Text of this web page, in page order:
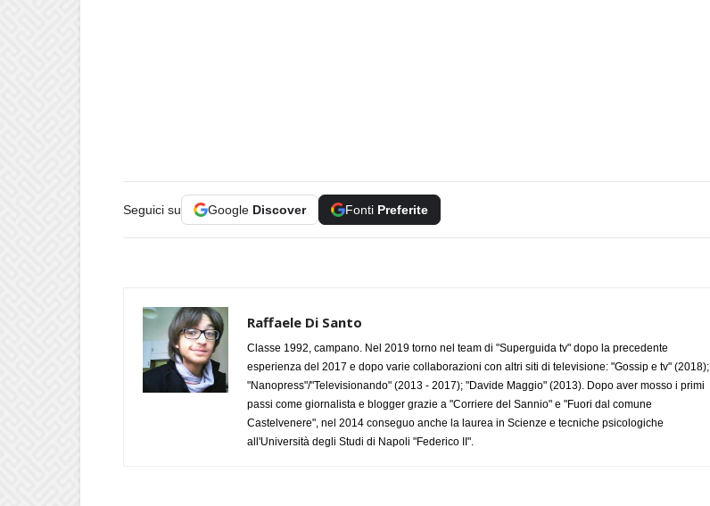
Seguici su Google Discover Fonti Preferite
Raffaele Di Santo
Classe 1992, campano. Nel 2019 torno nel team di "Superguida tv" dopo la precedente
esperienza del 2017 e dopo varie collaborazioni con altri siti di televisione: "Gossip e tv" (2018);
"Nanopress"/"Televisionando" (2013 - 2017); "Davide Maggio" (2013). Dopo aver mosso i primi
passi come giornalista e blogger grazie a "Corriere del Sannio" e "Fuori dal comune
Castelvenere", nel 2014 conseguo anche la laurea in Scienze e tecniche psicologiche
all'Università degli Studi di Napoli "Federico II".